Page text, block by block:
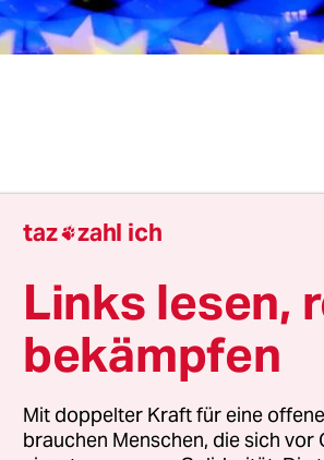
nach ihrer Ratssitzung.
schnelle Absenkung - nicht
und die Konjunktur
zu halten.
taz zahl ich
Links lesen,
bekämpfen
Mit doppelter Kraft für eine
brauchen Menschen, die sich